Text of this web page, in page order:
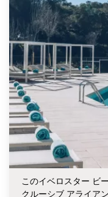
このイベロスター ビ
クルーシブ アライア